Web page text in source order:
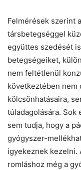
Felmérések szerint
társbetegséggel
együttes szedését
betegségeiket,
nem feltétlenül
következtében nem
kölcsönhatásaira,
túladagolására. Sok
sem tudja, hogy a
gyógyszer-
igyekeznek kezelni.
romláshoz még a